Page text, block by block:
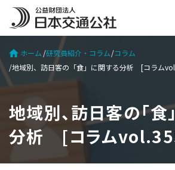
ホーム 研究員紹介・コラム コラム
地域別、訪日客の「食」に関する分析 [コラム
地域別、訪日客の「食
分析 [コラム